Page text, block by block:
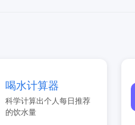
喝水计算器
科学计算出个人每日推荐
的饮水量